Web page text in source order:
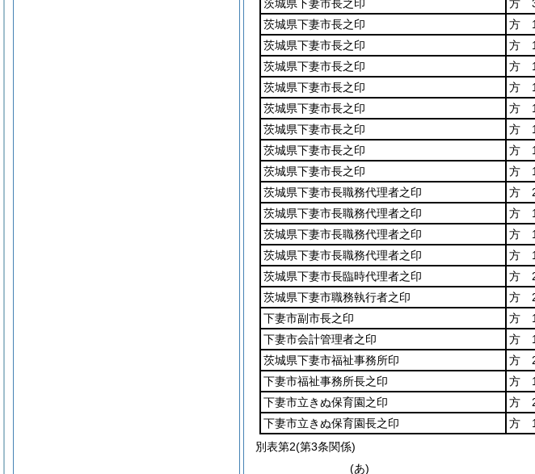
茨城県下妻市長之印
方
茨城県下妻市長之印
方
茨城県下妻市長之印
方
茨城県下妻市長之印
方
茨城県下妻市長之印
方
茨城県下妻市長之印
方
茨城県下妻市長之印
方
茨城県下妻市長之印
方
茨城県下妻市長之印
方
茨城県下妻市長職務代理者之印
方
茨城県下妻市長職務代理者之印
方
茨城県下妻市長職務代理者之印
方
茨城県下妻市長職務代理者之印
方
茨城県下妻市長臨時代理者之印
方
茨城県下妻市職務執行者之印
方
下妻市副市長之印
方
下妻市会計管理者之印
方
茨城県下妻市福祉事務所印
方
下妻市福祉事務所長之印
方
下妻市立きぬ保育園之印
方
下妻市立きぬ保育園長之印
方
別表第2(第3条関係)
(あ)